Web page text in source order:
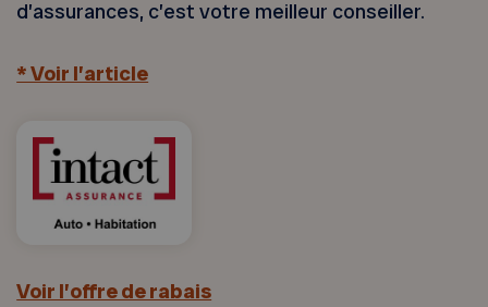
d’assurances, c’est votre meilleur conseiller.
* Voir l’article
Voir l’offre de rabais